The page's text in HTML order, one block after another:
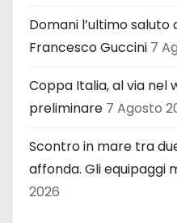
Domani l’ultimo saluto
Francesco Guccini 7
Coppa Italia, al via nel
preliminare 7 Agosto
Scontro in mare tra
affonda. Gli equipaggi
2026